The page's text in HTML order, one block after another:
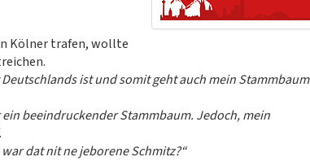
Kölner trafen, wollte
ist und somit geht auch mein Stammbaum
beeindruckender Stammbaum. Jedoch, mein
.
war dat nit ne jeborene Schmitz?“